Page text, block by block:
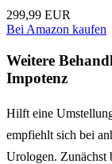
299,99 EUR
Bei Amazon kaufen
Weitere
Impotenz
Hilft eine
empfiehlt sich bei
Urologen. Zunächst